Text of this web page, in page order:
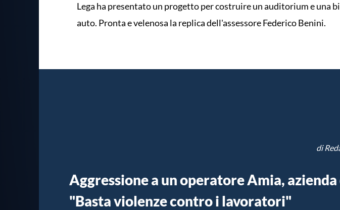
Lega ha presentato un progetto per costruire un auditorium e una
auto. Pronta e velenosa la replica dell'assessore Federico Benini.
di
Aggressione a un operatore Amia,
"Basta violenze contro i lavoratori"